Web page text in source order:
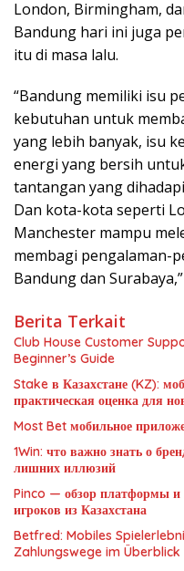
London, Birmingham,
Bandung hari ini juga
itu di masa lalu.
“Bandung memiliki isu
kebutuhan untuk
yang lebih banyak, isu
energi yang bersih
tantangan yang
Dan kota-kota seperti
Manchester mampu
membagi pengalaman-
Bandung dan
Berita Terkait
Club House Customer
Beginner’s Guide
Stake в Казахстане (KZ):
практическая оценка для
Most Bet мобильное
1Win: что важно знать о
лишних иллюзий
Pinco — обзор платформы и
игроков из Казахстана
Betfred: Mobiles
Zahlungswege im Überblick